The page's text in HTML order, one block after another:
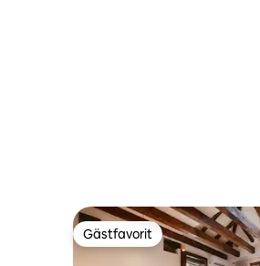
Gästfavorit
Gästfavorit